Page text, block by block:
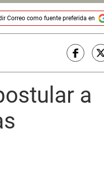
Correocomo fuente preferida en
a